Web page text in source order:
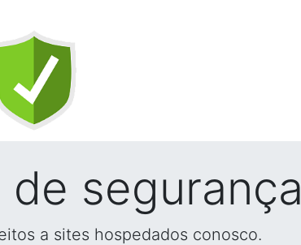
segurança
a sites hospedados conosco.